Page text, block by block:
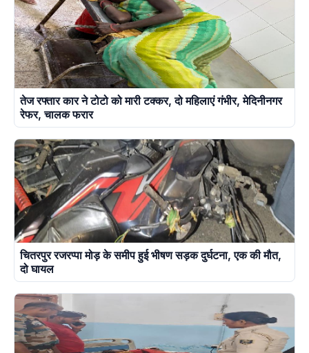
तेज रफ्तार कार ने टोटो को मारी टक्कर, दो महिलाएं गंभीर, मेदिनीनगर
रेफर, चालक फरार
चितरपुर रजरप्पा मोड़ के समीप हुई भीषण सड़क दुर्घटना, एक की मौत,
दो घायल